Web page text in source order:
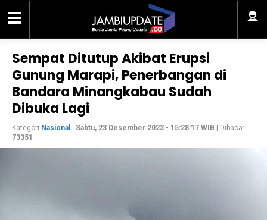
Sempat Ditutup Akibat Erupsi
Gunung Marapi, Penerbangan di
Bandara Minangkabau Sudah
Dibuka Lagi
Kategori Nasional - Sabtu, 23 Desember 2023 - 15:28:17 WIB | Dibaca:
73351